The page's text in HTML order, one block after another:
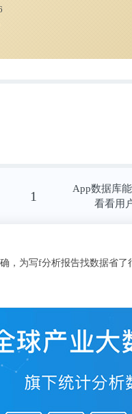
》杂志上。
fulltext/S0092-
1
App数据库
看看用
用去图书馆在宿舍就可以看文